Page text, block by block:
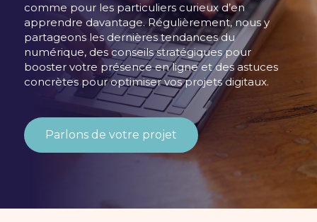
comme pour les particuliers curieux d’en
apprendre davantage. Régulièrement, nous y
partageons les dernières tendances du
numérique, des conseils stratégiques pour
booster votre présence en ligne et des astuces
concrètes pour optimiser vos projets digitaux.
Parlons de votre projet